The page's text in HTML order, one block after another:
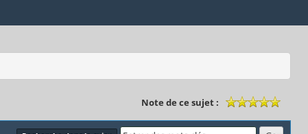
Note de ce sujet :